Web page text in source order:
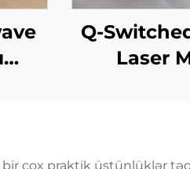
Q-
Laser
bir çox praktik üstünlüklər